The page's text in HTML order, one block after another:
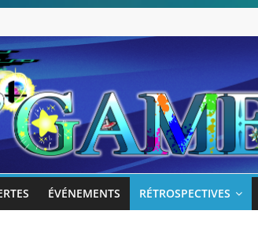
ÉVÉNEMENTS RÉTROSPECTIVES